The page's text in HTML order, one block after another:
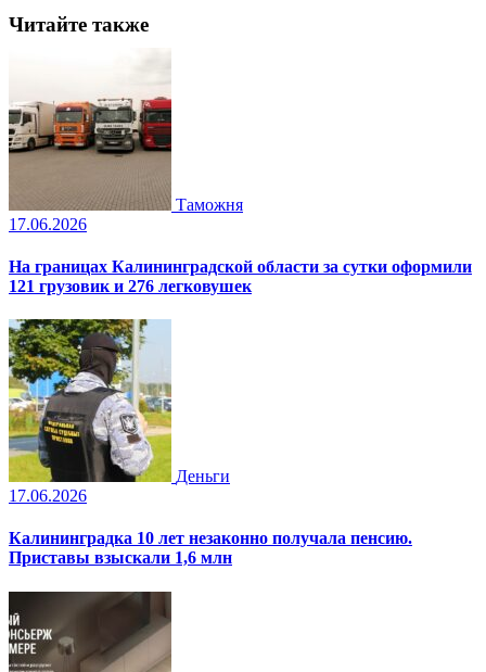
Читайте также
Таможня
17.06.2026
На границах Калининградской области за сутки оформили
121 грузовик и 276 легковушек
Деньги
17.06.2026
Калининградка 10 лет незаконно получала пенсию.
Приставы взыскали 1,6 млн